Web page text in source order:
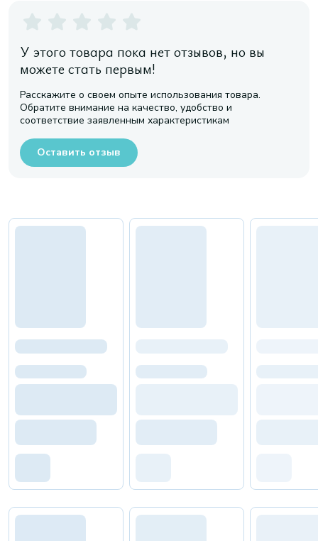
У этого товара пока нет отзывов, но вы
можете стать первым!
Расскажите о своем опыте использования товара.
Обратите внимание на качество, удобство и
соответствие заявленным характеристикам
Оставить отзыв